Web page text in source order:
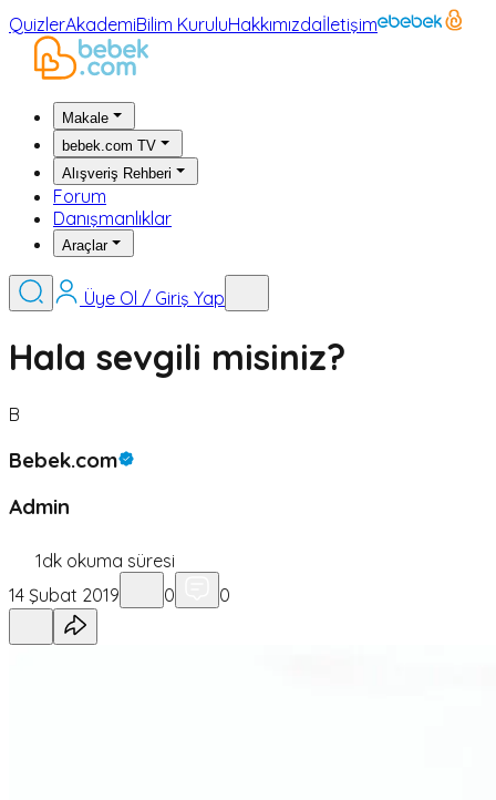
QuizlerAkademiBilim KuruluHakkımızdaİletişim
Makale
bebek.com TV
Alışveriş Rehberi
Forum
Danışmanlıklar
Araçlar
Üye Ol / Giriş Yap
Hala sevgili misiniz?
B
Bebek.com
Admin
1dk okuma süresi
14 Şubat 2019
0 0